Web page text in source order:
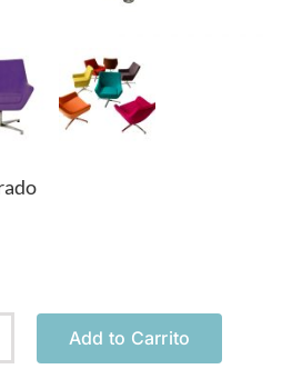
de Compras
Add to Carrito